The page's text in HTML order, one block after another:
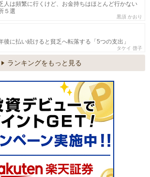
人は頻繁に行くけど、お金持ちはほとんど行かない
５選
黒須 かおり
後に払い続けると貧乏へ転落する「5つの支出」
タケイ 啓子
ランキングをもっと見る